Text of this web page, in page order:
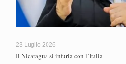
23 Luglio 2026
Il Nicaragua si infuria con l’Italia